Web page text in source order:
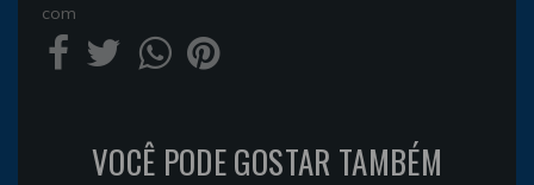
com
VOCÊ PODE GOSTAR TAMBÉM